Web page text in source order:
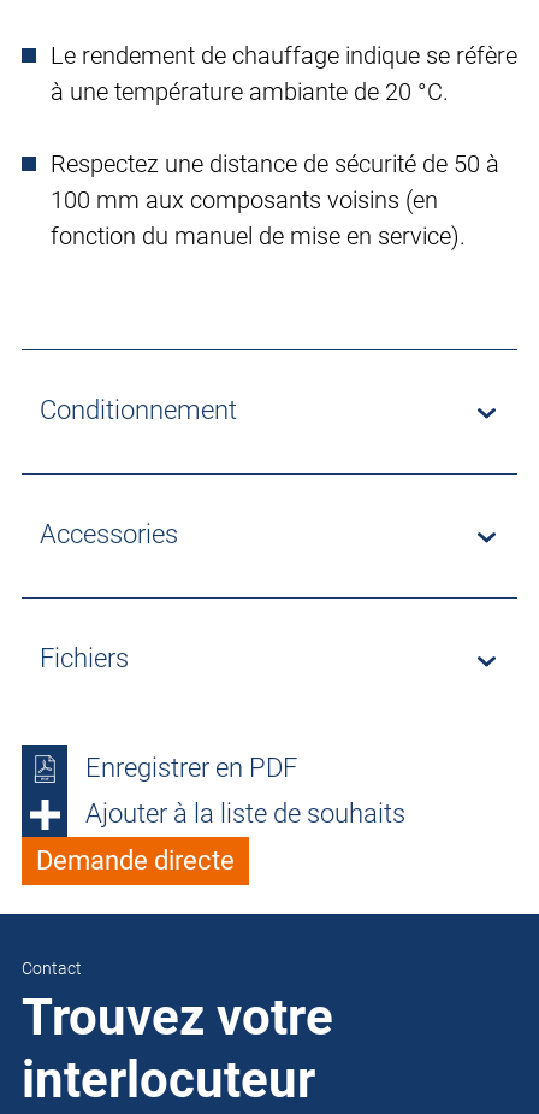
Le rendement de chauffage indique se réfère
à une température ambiante de 20 °C.
Respectez une distance de sécurité de 50 à
100 mm aux composants voisins (en
fonction du manuel de mise en service).
Conditionnement
Accessories
Fichiers
Enregistrer en PDF
Ajouter à la liste de souhaits
Demande directe
Contact
Trouvez votre
interlocuteur